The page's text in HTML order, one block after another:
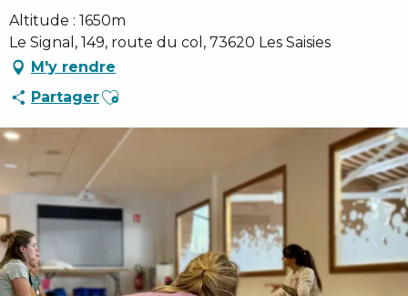
Altitude : 1650m
Le Signal, 149, route du col, 73620 Les Saisies
M'y rendre
PartagerAjouter aux favoris